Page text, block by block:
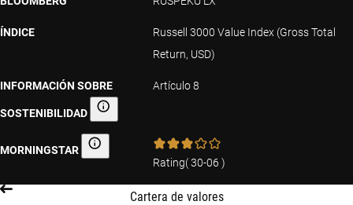
ÍNDICE
Russell 3000 Value Index (Gross Total
Return, USD)
INFORMACIÓN SOBRE
SOSTENIBILIDAD Información sobre sostenibilidad
Artículo 8
MORNINGSTAR Morningstar
Rating(30-06 )
Cartera de valores